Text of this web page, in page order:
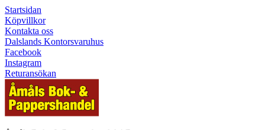
Startsidan
Köpvillkor
Kontakta oss
Dalslands Kontorsvaruhus
Facebook
Instagram
Returansökan